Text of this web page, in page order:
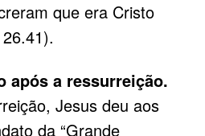
que era Cristo
após a ressurrei­ção.
Jesus deu aos
da “Grande